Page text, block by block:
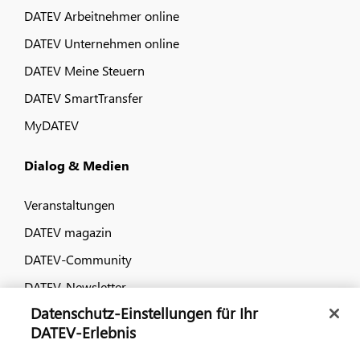
DATEV Arbeitnehmer online
DATEV Unternehmen online
DATEV Meine Steuern
DATEV SmartTransfer
MyDATEV
Dialog & Medien
Veranstaltungen
DATEV magazin
DATEV-Community
DATEV-Newsletter
Kontaktieren Sie uns
Datenschutz-Einstellungen für Ihr
DATEV-Erlebnis